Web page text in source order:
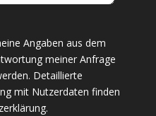
Angaben aus dem
meiner Anfrage
Detaillierte
mit Nutzerdaten finden